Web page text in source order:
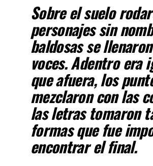
Sobre el suelo
personajes sin
baldosas se
voces. Adentro era
que afuera, los
mezclaron con las
las letras tomaron
formas que fue
encontrar el final.